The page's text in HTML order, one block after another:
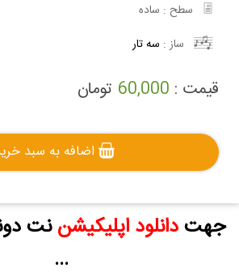
سطح : ساده
ساز : سه تار
قیمت : 60,000 تومان
اضافه به سبد
جهتدانلود اپلیکیشن نت
...